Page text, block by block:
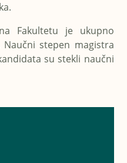
Fakultetu je ukupno
stepen magistra
su stekli naučni